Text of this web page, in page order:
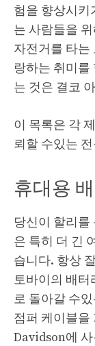
험을 향상시키
는 사람들을
자전거를 타는
랑하는 취미
는 것은 결코
이 목록은 각
뢰할 수있는
휴대용
당신이 할리를
은 특히 더 긴
습니다. 항상
토바이의 배터
로 돌아갈 수
점퍼 케이블을
Davidson에